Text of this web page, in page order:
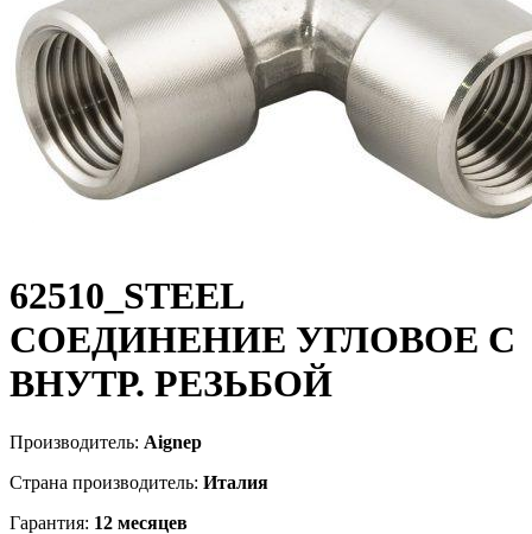
62510_STEEL
СОЕДИНЕНИЕ УГЛОВОЕ С
ВНУТР. РЕЗЬБОЙ
Производитель: Aignep
Страна производитель: Италия
Гарантия: 12 месяцев